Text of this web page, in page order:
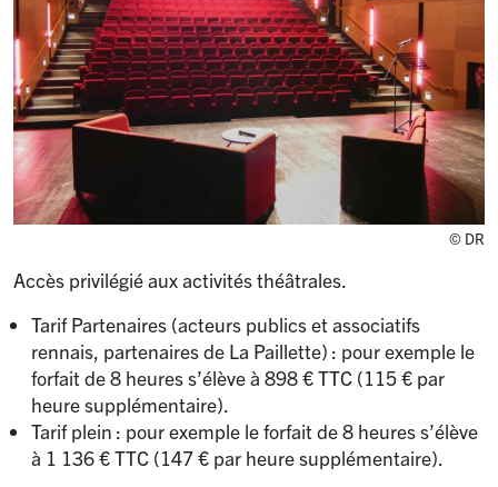
© DR
Accès privilégié aux activités théâtrales.
Tarif Partenaires (acteurs publics et associatifs
rennais, partenaires de La Paillette) : pour exemple le
forfait de 8 heures s’élève à 898 € TTC (115 € par
heure supplémentaire).
Tarif plein : pour exemple le forfait de 8 heures s’élève
à 1 136 € TTC (147 € par heure supplémentaire).